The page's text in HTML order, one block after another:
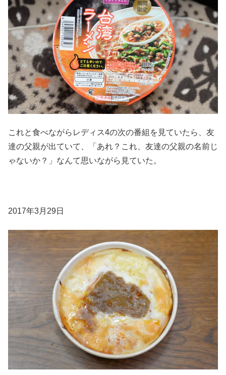
これと食べながらレディス4の次の番組を見ていたら、友
達の父親が出ていて、「あれ？これ、友達の父親の名前じ
ゃないか？」なんて思いながら見ていた。
2017年3月29日